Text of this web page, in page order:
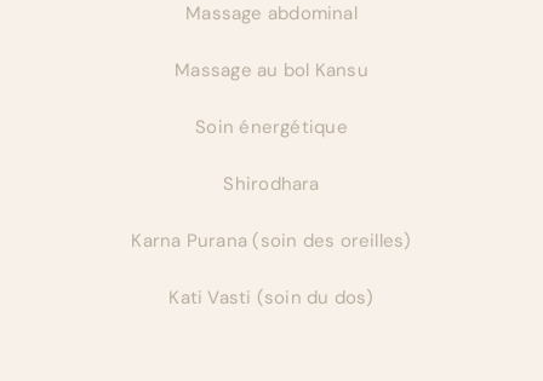
Massage abdominal
Massage au bol Kansu
Soin énergétique
Shirodhara
Karna Purana (soin des oreilles)
Kati Vasti (soin du dos)